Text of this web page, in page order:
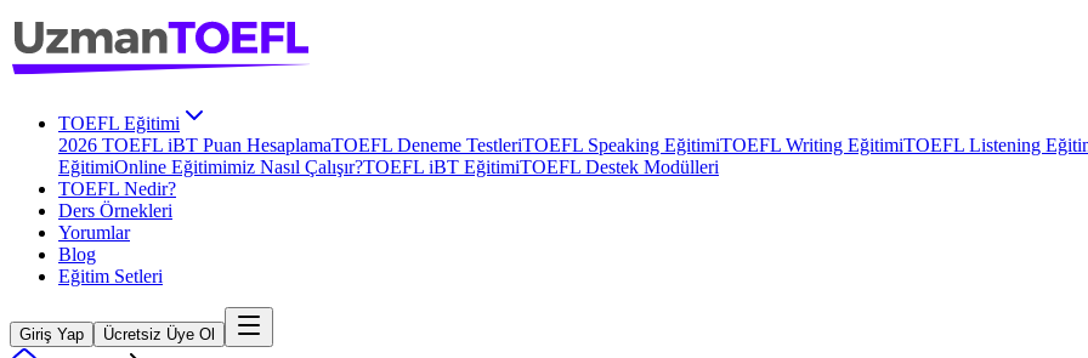
TOEFL Eğitimi
2026 TOEFL iBT Puan HesaplamaTOEFL Deneme TestleriTOEFL Speaking EğitimiTOEFL Writing EğitimiTOEFL Listening
EğitimiOnline Eğitimimiz Nasıl Çalışır?TOEFL iBT EğitimiTOEFL Destek Modülleri
TOEFL Nedir?
Ders Örnekleri
Yorumlar
Blog
Eğitim Setleri
Giriş Yap Ücretsiz Üye Ol